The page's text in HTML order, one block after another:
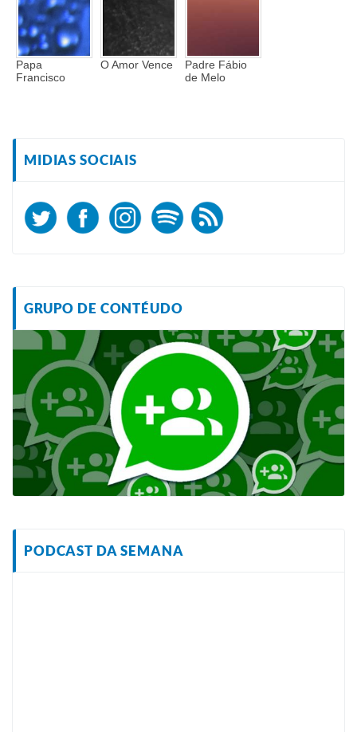
Papa
Francisco
O Amor Vence
Padre Fábio
de Melo
MIDIAS SOCIAIS
GRUPO DE CONTÉUDO
PODCAST DA SEMANA